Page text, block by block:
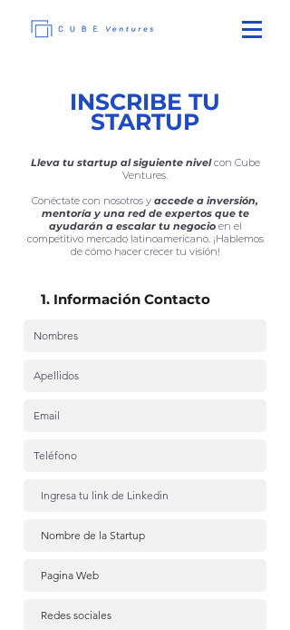
INSCRIBE TU
STARTUP
Lleva tu startup al siguiente nivelcon Cube
Ventures.
Conéctate con nosotros y accede a inversión,
mentoría y una red de expertos que te
ayudarán a escalar tu negocioen el
competitivo mercado latinoamericano. ¡Hablemos
de cómo hacer crecer tu visión!